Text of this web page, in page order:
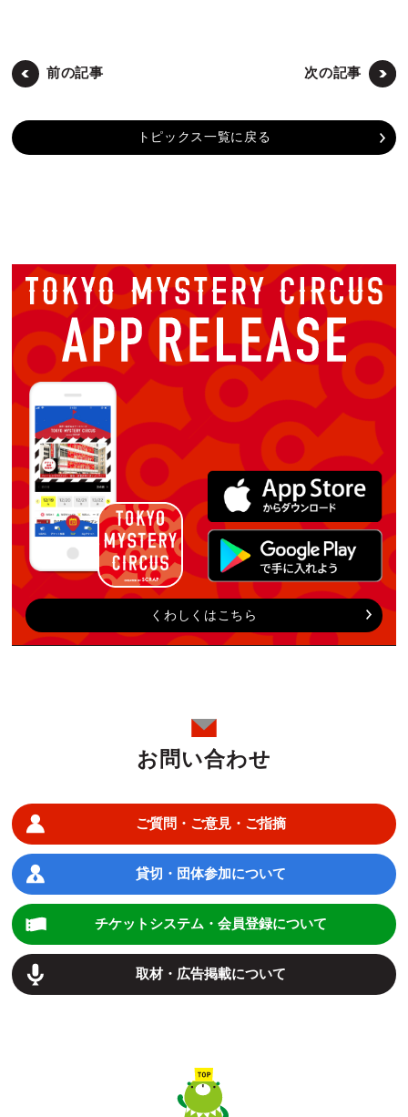
前の記事 次の記事
トピックス一覧に戻る
くわしくはこちら
お問い合わせ
ご質問・ご意見・ご指摘
貸切・団体参加について
チケットシステム・会員登録について
取材・広告掲載について